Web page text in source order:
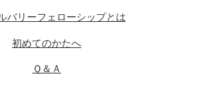
バリーフェローシップとは
初めてのかたへ
Ｑ＆Ａ